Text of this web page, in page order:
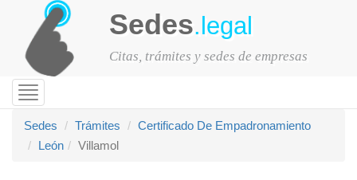
Sedes.legal
Citas, trámites y sedes de empresas
Toggle
navigation
Sedes
Trámites
Certificado De Empadronamiento
León
Villamol